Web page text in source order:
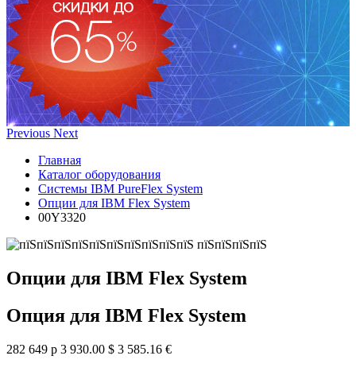
Previous Next
Главная
Каталог оборудования
Системы IBM PureFlex System
Опции для IBM Flex System
00Y3320
Опции для IBM Flex System
Опция для IBM Flex System
282 649 р 3 930.00 $ 3 585.16 €